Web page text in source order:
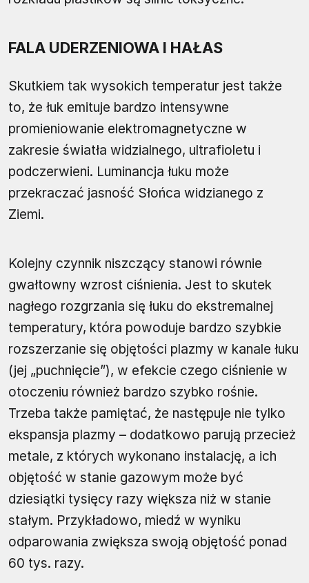
FALA UDERZENIOWA I HAŁAS
Skutkiem tak wysokich temperatur jest także
to, że łuk emituje bardzo intensywne
promieniowanie elektromagnetyczne w
zakresie światła widzialnego, ultrafioletu i
podczerwieni. Luminancja łuku może
przekraczać jasność Słońca widzianego z
Ziemi.
Kolejny czynnik niszczący stanowi równie
gwałtowny wzrost ciśnienia. Jest to skutek
nagłego rozgrzania się łuku do ekstremalnej
temperatury, która powoduje bardzo szybkie
rozszerzanie się objętości plazmy w kanale łuku
(jej „puchnięcie”), w efekcie czego ciśnienie w
otoczeniu również bardzo szybko rośnie.
Trzeba także pamiętać, że następuje nie tylko
ekspansja plazmy – dodatkowo parują przecież
metale, z których wykonano instalację, a ich
objętość w stanie gazowym może być
dziesiątki tysięcy razy większa niż w stanie
stałym. Przykładowo, miedź w wyniku
odparowania zwiększa swoją objętość ponad
60 tys. razy.